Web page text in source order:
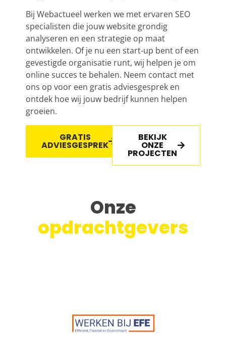
Bij Webactueel werken we met ervaren SEO
specialisten die jouw website grondig
analyseren en een strategie op maat
ontwikkelen. Of je nu een start-up bent of een
gevestigde organisatie runt, wij helpen je om
online succes te behalen. Neem contact met
ons op voor een gratis adviesgesprek en
ontdek hoe wij jouw bedrijf kunnen helpen
groeien.
GRATIS
ADVIESGESPREK
BEKIJK
ONZE
PROJECTEN
Onze
opdrachtgevers